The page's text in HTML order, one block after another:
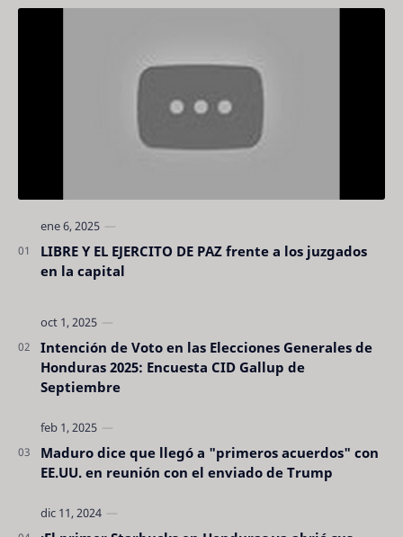
LIBRE Y EL EJERCITO DE PAZ frente a los juzgados
en la capital
Intención de Voto en las Elecciones Generales de
Honduras 2025: Encuesta CID Gallup de
Septiembre
Maduro dice que llegó a "primeros acuerdos" con
EE.UU. en reunión con el enviado de Trump